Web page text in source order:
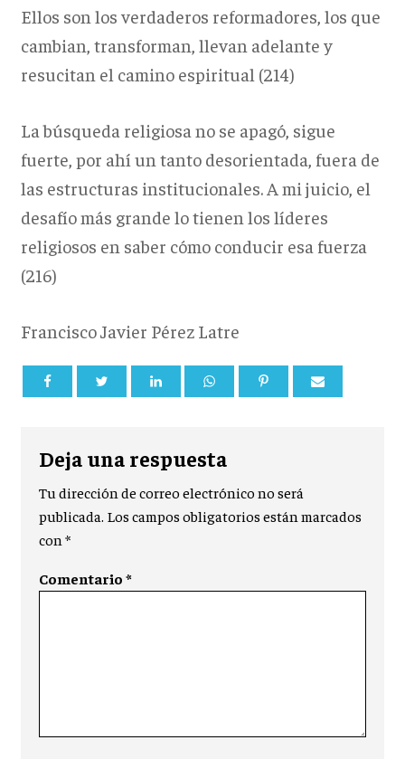
Ellos son los verdaderos reformadores, los que
cambian, transforman, llevan adelante y
resucitan el camino espiritual (214)
La búsqueda religiosa no se apagó, sigue
fuerte, por ahí un tanto desorientada, fuera de
las estructuras institucionales. A mi juicio, el
desafío más grande lo tienen los líderes
religiosos en saber cómo conducir esa fuerza
(216)
Francisco Javier Pérez Latre
Deja una respuesta
Tu dirección de correo electrónico no será
publicada. Los campos obligatorios están marcados
con*
Comentario*